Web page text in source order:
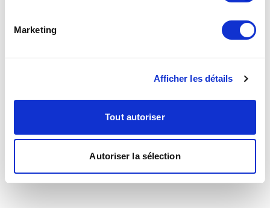
Marketing
Afficher les détails
Tout autoriser
Autoriser la sélection